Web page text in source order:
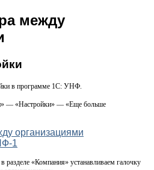
между
в программе 1С: УНФ.
— «Настройки» — «Еще больше
«Компания» устанавливаем галочку